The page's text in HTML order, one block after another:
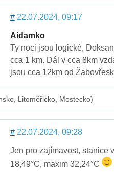
#22.07.2024, 09:17
Aidamko_
Ty noci jsou logické,
cca 1 km. Dál v cca 8km
jsou cca 12km od Žabovřesk
Litoměřicko, Mostecko)
#22.07.2024, 09:28
Jen pro zajímavost, stanice
18,49°C, maxim 32,24°C